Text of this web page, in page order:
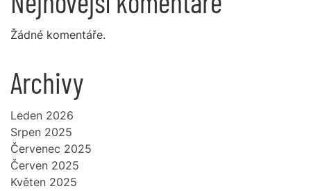
Žádné komentáře.
Archivy
Leden 2026
Srpen 2025
Červenec 2025
Červen 2025
Květen 2025